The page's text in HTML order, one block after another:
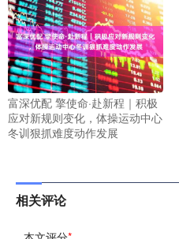
富深优配 擎使命·赴新程｜积极
应对新规则变化，体操运动中心
冬训狠抓难度动作发展
相关评论